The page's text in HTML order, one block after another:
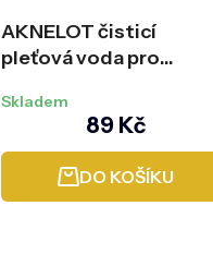
AKNELOT čisticí
pleťová voda pro
ml
Skladem
89 Kč
DO KOŠÍKU